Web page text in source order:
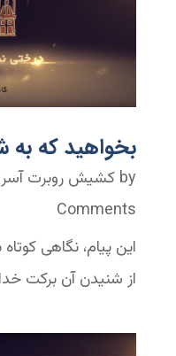
بخواهید که
by کشیش روبرت
Comments
این پیام، نگاهی
از شنیدن آن برکت